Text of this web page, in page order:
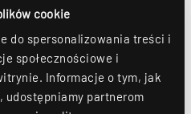
cookie
do spersonalizowania treści i
społecznościowe i
Informacje o tym, jak
udostępniamy partnerom
EQ-M625-B